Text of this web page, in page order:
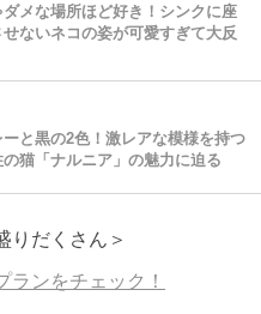
メな場所ほど好き！シンクに座
ないネコの姿が可愛すぎて大反
と黒の2色！激レアな模様を持つ
猫「ナルニア」の魅力に迫る
りだくさん＞
ランをチェック！